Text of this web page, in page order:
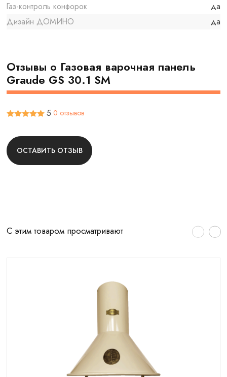
Газ-контроль конфорок
да
Дизайн ДОМИНО
да
Отзывы о Газовая варочная панель
Graude GS 30.1 SM
5 0 отзывов
ОСТАВИТЬ ОТЗЫВ
С этим товаром просматривают